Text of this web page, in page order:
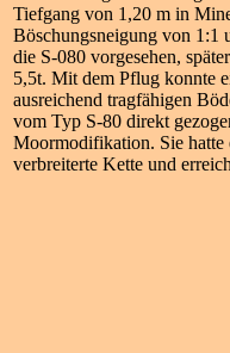
Tiefgang von 1,20 m in
Böschungsneigung von 1:1
die S-080 vorgesehen,
5,5t. Mit dem Pflug konnte
ausreichend tragfähigen
vom Typ S-80 direkt
Moormodifikation. Sie hatte
verbreiterte Kette und